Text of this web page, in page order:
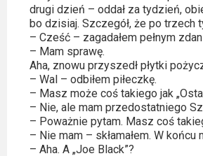
Kino
europejskie
Kino
polskie
Komedie
drugi dzień – oddał za tydzień,
bo dzisiaj. Szczegół, że po trzech
– Cześć – zagadałem pełnym
– Mam sprawę.
Aha, znowu przyszedł płytki
– Wal – odbiłem piłeczkę.
– Masz może coś takiego jak
– Nie, ale mam przedostatniego
– Poważnie pytam. Masz coś
– Nie mam – skłamałem. W końcu
– Aha. A „Joe Black”?